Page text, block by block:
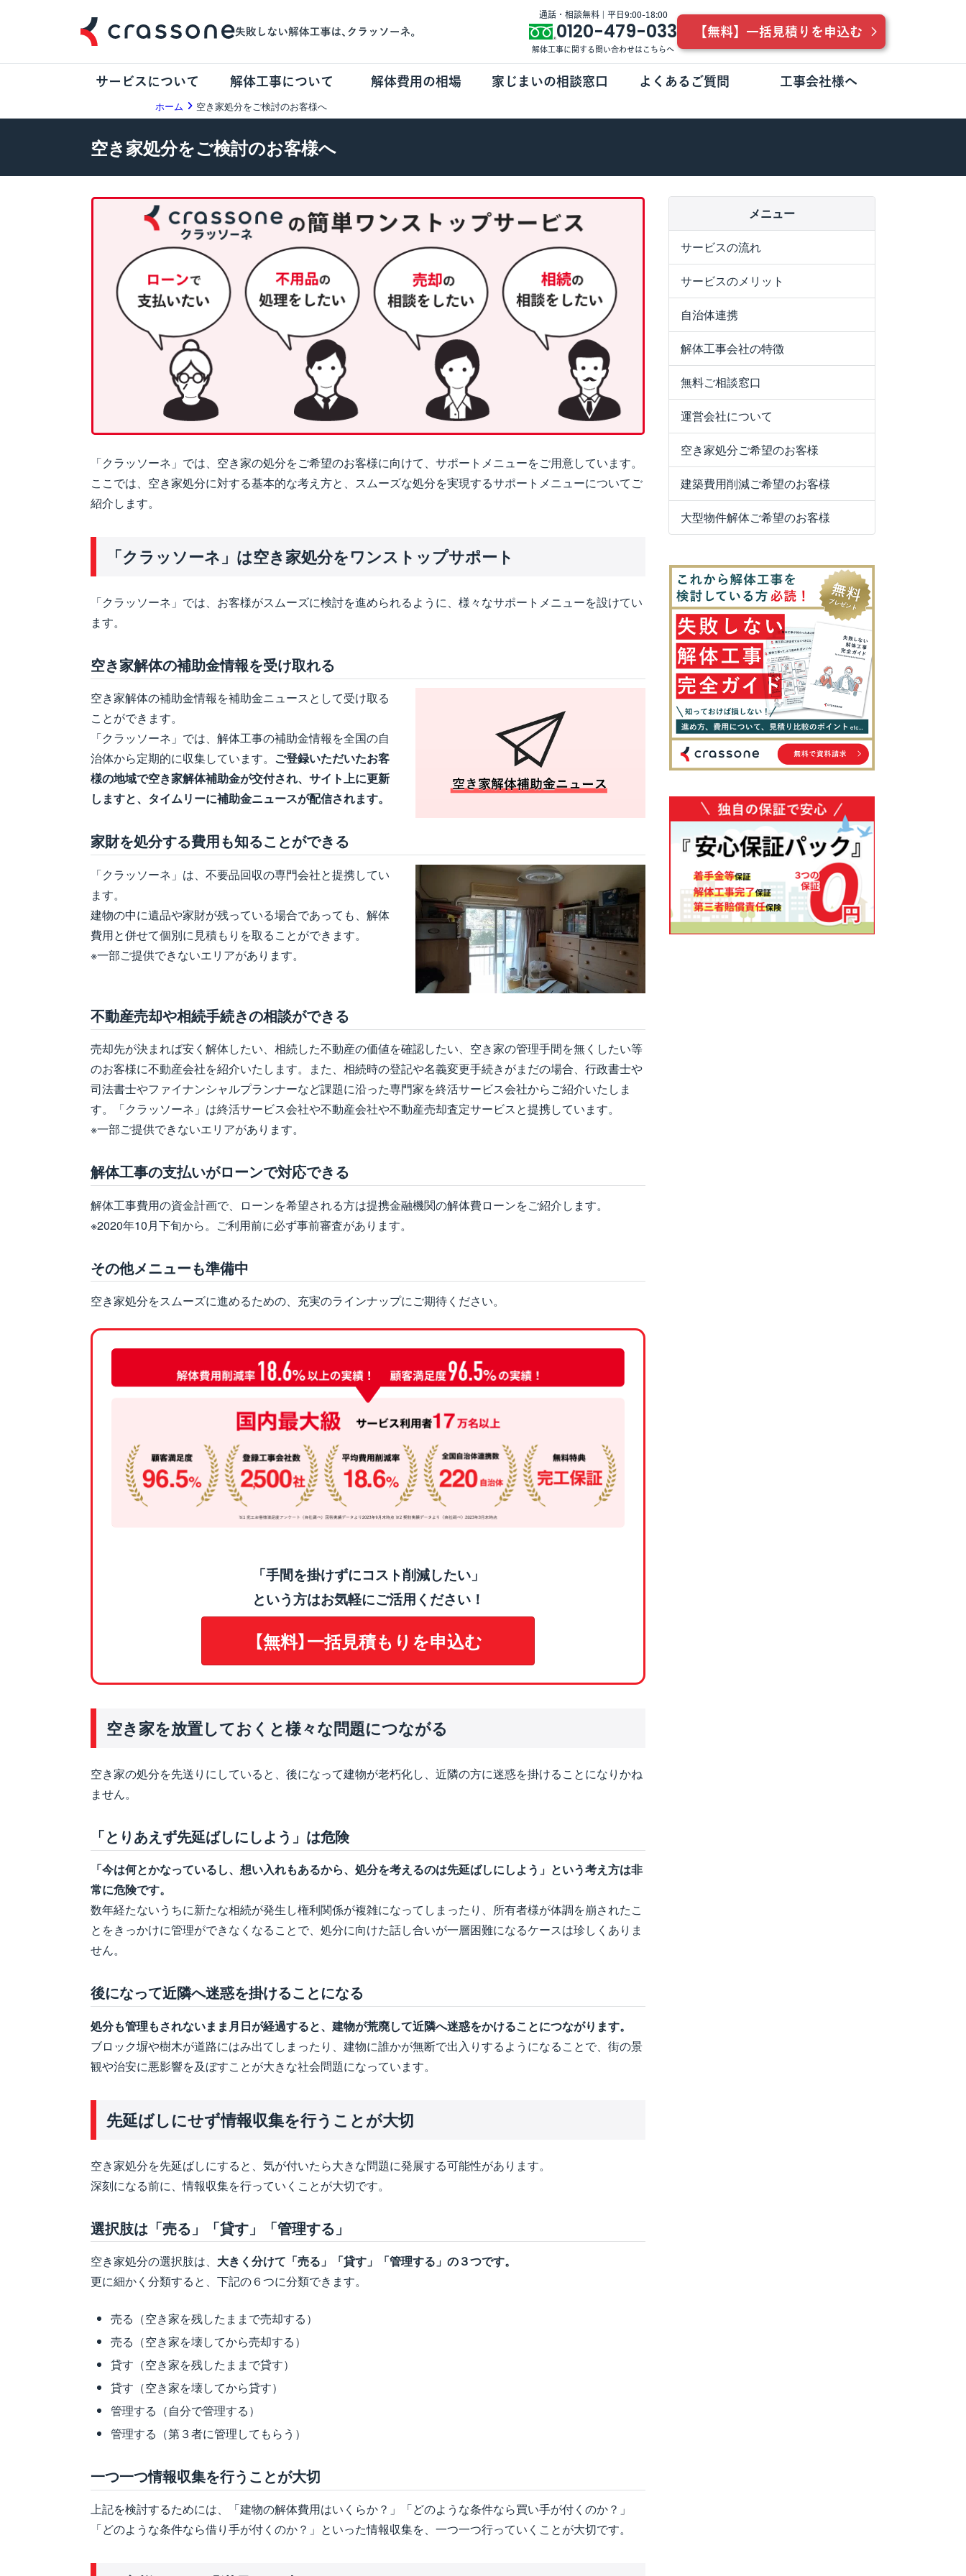
通話・相談無料 | 平日9:00-18:00
0120-479-033
解体工事に関する問い合わせはこちらへ
【無料】一括見積りを申込む
サービスについて 解体工事について 解体費用の相場 家じまいの相談窓口 よくあるご質問 工事会社様へ
ホーム 空き家処分をご検討のお客様へ
空き家処分をご検討のお客様へ
「クラッソーネ」では、空き家の処分をご希望のお客様に向けて、サポートメニューをご用意しています。
ここでは、空き家処分に対する基本的な考え方と、スムーズな処分を実現するサポートメニューについてご
紹介します。
「クラッソーネ」は空き家処分をワンストップサポート
「クラッソーネ」では、お客様がスムーズに検討を進められるように、様々なサポートメニューを設けてい
ます。
空き家解体の補助金情報を受け取れる
空き家解体の補助金情報を補助金ニュースとして受け取る
ことができます。
「クラッソーネ」では、解体工事の補助金情報を全国の自
治体から定期的に収集しています。 ご登録いただいたお客
様の地域で空き家解体補助金が交付され、サイト上に更新
しますと、タイムリーに補助金ニュースが配信されます。
家財を処分する費用も知ることができる
「クラッソーネ」は、不要品回収の専門会社と提携してい
ます。
建物の中に遺品や家財が残っている場合であっても、解体
費用と併せて個別に見積もりを取ることができます。
※一部ご提供できないエリアがあります。
不動産売却や相続手続きの相談ができる
売却先が決まれば安く解体したい、相続した不動産の価値を確認したい、空き家の管理手間を無くしたい等
のお客様に不動産会社を紹介いたします。また、相続時の登記や名義変更手続きがまだの場合、行政書士や
司法書士やファイナンシャルプランナーなど課題に沿った専門家を終活サービス会社からご紹介いたしま
す。「クラッソーネ」は終活サービス会社や不動産会社や不動産売却査定サービスと提携しています。
※一部ご提供できないエリアがあります。
解体工事の支払いがローンで対応できる
解体工事費用の資金計画で、ローンを希望される方は提携金融機関の解体費ローンをご紹介します。
※2020年10月下旬から。ご利用前に必ず事前審査があります。
その他メニューも準備中
空き家処分をスムーズに進めるための、充実のラインナップにご期待ください。
「手間を掛けずにコスト削減したい」
という方はお気軽にご活用ください！
【無料】一括見積もりを申込む
空き家を放置しておくと様々な問題につながる
空き家の処分を先送りにしていると、後になって建物が老朽化し、近隣の方に迷惑を掛けることになりかね
ません。
「とりあえず先延ばしにしよう」は危険
「今は何とかなっているし、想い入れもあるから、処分を考えるのは先延ばしにしよう」という考え方は非
常に危険です。
数年経たないうちに新たな相続が発生し権利関係が複雑になってしまったり、所有者様が体調を崩されたこ
とをきっかけに管理ができなくなることで、処分に向けた話し合いが一層困難になるケースは珍しくありま
せん。
後になって近隣へ迷惑を掛けることになる
処分も管理もされないまま月日が経過すると、建物が荒廃して近隣へ迷惑をかけることにつながります。
ブロック塀や樹木が道路にはみ出てしまったり、建物に誰かが無断で出入りするようになることで、街の景
観や治安に悪影響を及ぼすことが大きな社会問題になっています。
先延ばしにせず情報収集を行うことが大切
空き家処分を先延ばしにすると、気が付いたら大きな問題に発展する可能性があります。
深刻になる前に、情報収集を行っていくことが大切です。
選択肢は「売る」「貸す」「管理する」
空き家処分の選択肢は、 大きく分けて「売る」「貸す」「管理する」の３つです。
更に細かく分類すると、下記の６つに分類できます。
売る（空き家を残したままで売却する）
売る（空き家を壊してから売却する）
貸す（空き家を残したままで貸す）
貸す（空き家を壊してから貸す）
管理する（自分で管理する）
管理する（第３者に管理してもらう）
一つ一つ情報収集を行うことが大切
上記を検討するためには、「建物の解体費用はいくらか？」「どのような条件なら買い手が付くのか？」
「どのような条件なら借り手が付くのか？」といった情報収集を、一つ一つ行っていくことが大切です。
メニュー
サービスの流れ
サービスのメリット
自治体連携
解体工事会社の特徴
無料ご相談窓口
運営会社について
空き家処分ご希望のお客様
建築費用削減ご希望のお客様
大型物件解体ご希望のお客様